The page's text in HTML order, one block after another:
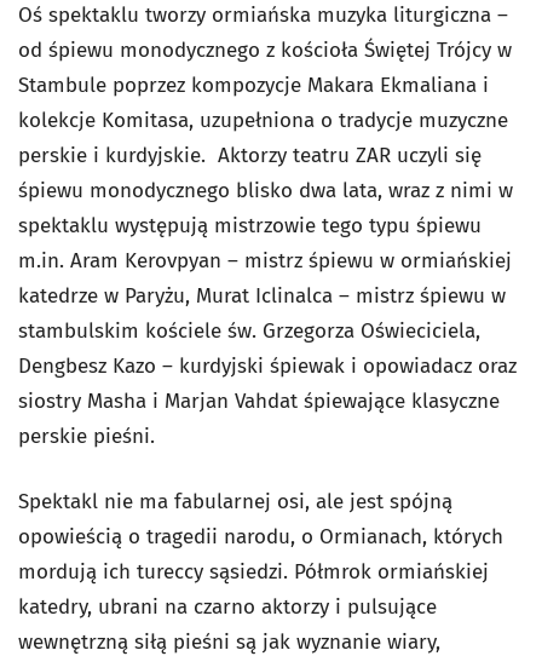
Oś spektaklu tworzy ormiańska muzyka liturgiczna –
od śpiewu monodycznego z kościoła Świętej Trójcy w
Stambule poprzez kompozycje Makara Ekmaliana i
kolekcje Komitasa, uzupełniona o tradycje muzyczne
perskie i kurdyjskie. Aktorzy teatru ZAR uczyli się
śpiewu monodycznego blisko dwa lata, wraz z nimi w
spektaklu występują mistrzowie tego typu śpiewu
m.in. Aram Kerovpyan – mistrz śpiewu w ormiańskiej
katedrze w Paryżu, Murat Iclinalca – mistrz śpiewu w
stambulskim kościele św. Grzegorza Oświeciciela,
Dengbesz Kazo – kurdyjski śpiewak i opowiadacz oraz
siostry Masha i Marjan Vahdat śpiewające klasyczne
perskie pieśni.
Spektakl nie ma fabularnej osi, ale jest spójną
opowieścią o tragedii narodu, o Ormianach, których
mordują ich tureccy sąsiedzi. Półmrok ormiańskiej
katedry, ubrani na czarno aktorzy i pulsujące
wewnętrzną siłą pieśni są jak wyznanie wiary,